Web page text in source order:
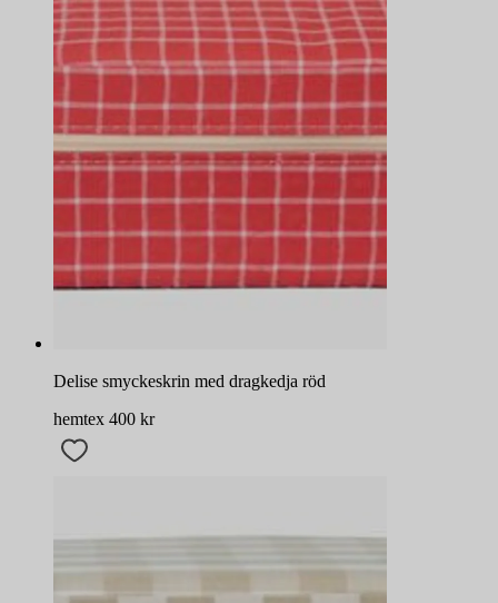
Delise smyckeskrin med dragkedja röd
hemtex 400 kr